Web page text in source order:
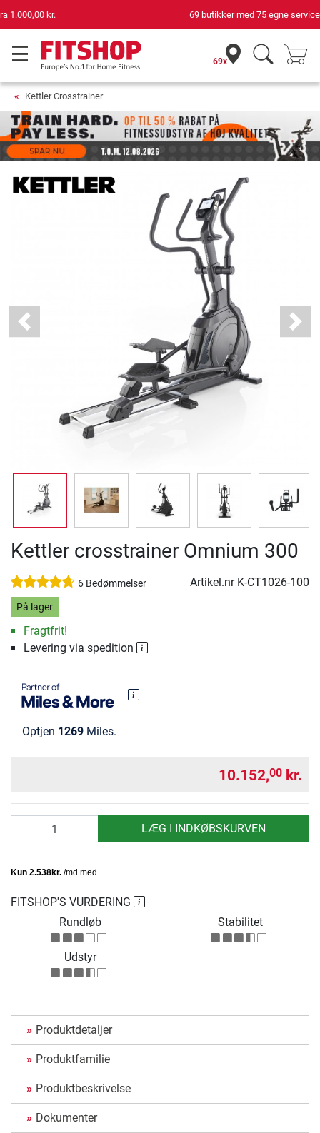
69 butikker med 75 egne servicemontører
69x
Kettler Crosstrainer
Previous Next
Kettler crosstrainer Omnium 300
6 Bedømmelser Artikel.nr K-CT1026-100
På lager
Fragtfrit!
Levering via spedition
Optjen 1269 Miles.
10.152,00 kr.
LÆG I INDKØBSKURVEN
FITSHOP'S VURDERING
Rundløb
Stabilitet
Udstyr
Produktdetaljer
Produktfamilie
Produktbeskrivelse
Dokumenter